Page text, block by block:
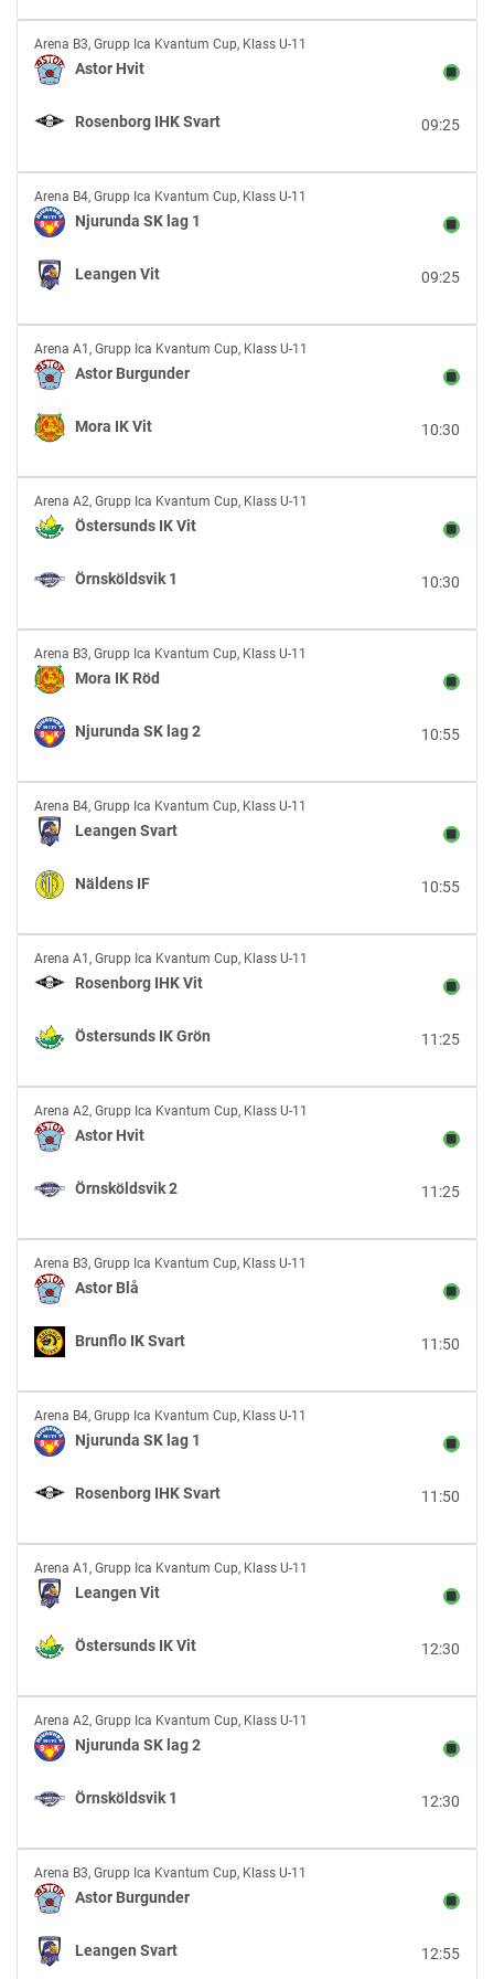
Astor
Hvit
vs
IHK
Arena B3, Grupp Ica Kvantum Cup, Klass U-11
Astor Hvit
Rosenborg IHK Svart 09:25
Njurunda
SK
lag
1
vs
Vit
Arena B4, Grupp Ica Kvantum Cup, Klass U-11
Njurunda SK lag 1
Leangen Vit 09:25
Astor
Burgunder
vs
Mora
IK
Arena A1 , Grupp Ica Kvantum Cup, Klass U-11
Astor Burgunder
Mora IK Vit 10:30
Östersunds
IK
Vit
Örnsköldsvik
Arena A2, Grupp Ica Kvantum Cup, Klass U-11
Östersunds IK Vit
Örnsköldsvik 1 10:30
Mora
IK
Röd
vs
Njurunda
lag
2
Arena B3, Grupp Ica Kvantum Cup, Klass U-11
Mora IK Röd
Njurunda SK lag 2 10:55
Leangen
Svart
vs
Näldens
IF
Arena B4, Grupp Ica Kvantum Cup, Klass U-11
Leangen Svart
Näldens IF 10:55
Rosenborg
IHK
Östersunds
Grön
Arena A1 , Grupp Ica Kvantum Cup, Klass U-11
Rosenborg IHK Vit
Östersunds IK Grön 11:25
Astor
Hvit
vs
2
Arena A2, Grupp Ica Kvantum Cup, Klass U-11
Astor Hvit
Örnsköldsvik 2 11:25
Astor
Blå
vs
Brunflo
IK
Arena B3, Grupp Ica Kvantum Cup, Klass U-11
Astor Blå
Brunflo IK Svart 11:50
Njurunda
SK
lag
vs
IHK
Svart
Arena B4, Grupp Ica Kvantum Cup, Klass U-11
Njurunda SK lag 1
Rosenborg IHK Svart 11:50
Leangen
Vit
vs
Östersunds
IK
Arena A1 , Grupp Ica Kvantum Cup, Klass U-11
Leangen Vit
Östersunds IK Vit 12:30
Njurunda
SK
lag
vs
1
Arena A2, Grupp Ica Kvantum Cup, Klass U-11
Njurunda SK lag 2
Örnsköldsvik 1 12:30
Astor
Burgunder
vs
Leangen
Svart
Arena B3, Grupp Ica Kvantum Cup, Klass U-11
Astor Burgunder
Leangen Svart 12:55